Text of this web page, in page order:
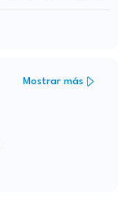
Mostrar más